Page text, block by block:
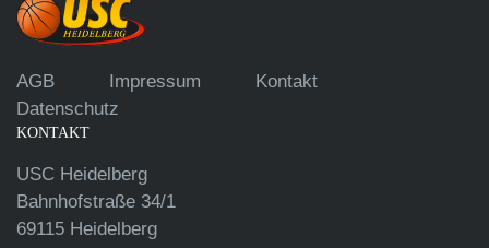
AGB Impressum
Kontakt
Datenschutz
KONTAKT
USC Heidelberg
Bahnhofstraße 34/1
69115 Heidelberg